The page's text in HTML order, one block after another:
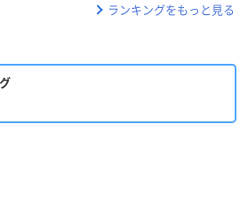
ランキングをもっと見る